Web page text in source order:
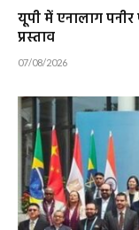
यूपी में एनालाग
प्रस्ताव
07/08/2026